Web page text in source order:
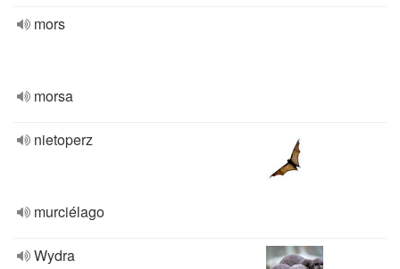
mors
morsa
nietoperz
murciélago
Wydra